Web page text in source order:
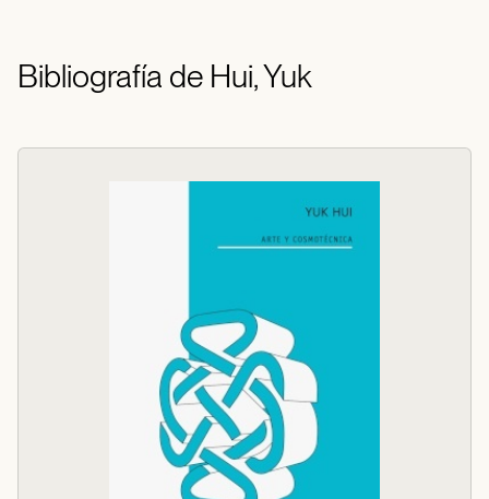
Bibliografía de Hui, Yuk